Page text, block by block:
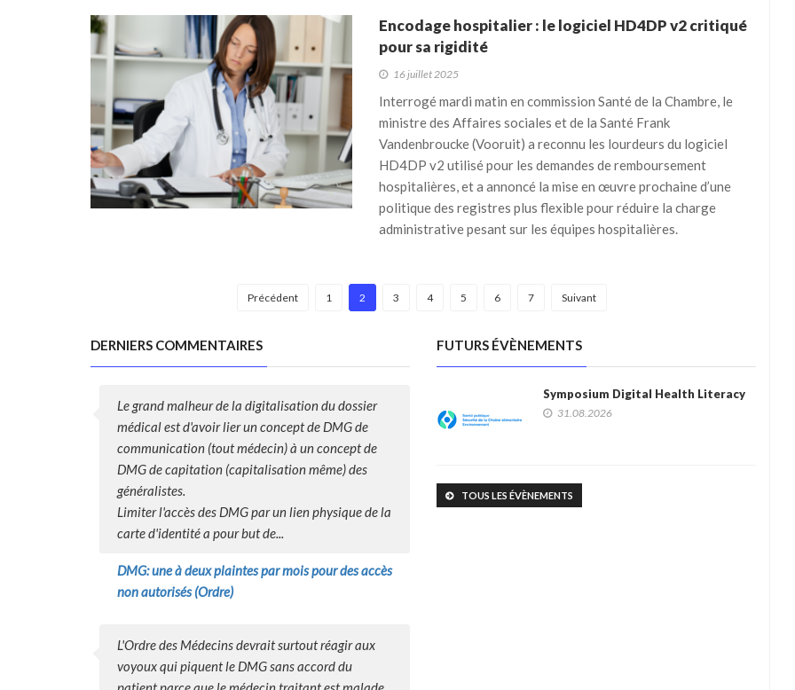
Encodage hospitalier : le logiciel HD4DP v2 critiqué
pour sa rigidité
16 juillet 2025
Interrogé mardi matin en commission Santé de la Chambre, le
ministre des Affaires sociales et de la Santé Frank
Vandenbroucke (Vooruit) a reconnu les lourdeurs du logiciel
HD4DP v2 utilisé pour les demandes de remboursement
hospitalières, et a annoncé la mise en œuvre prochaine d’une
politique des registres plus flexible pour réduire la charge
administrative pesant sur les équipes hospitalières.
Précédent 1 2 3 4 5 6 7 Suivant
DERNIERS COMMENTAIRES
Le grand malheur de la digitalisation du dossier
médical est d'avoir lier un concept de DMG de
communication (tout médecin) à un concept de
DMG de capitation (capitalisation même) des
généralistes.
Limiter l'accès des DMG par un lien physique de la
carte d'identité a pour but de...
DMG: une à deux plaintes par mois pour des accès
non autorisés (Ordre)
L'Ordre des Médecins devrait surtout réagir aux
voyoux qui piquent le DMG sans accord du
FUTURS ÉVÈNEMENTS
Symposium Digital Health Literacy
31.08.2026
TOUS LES ÉVÈNEMENTS